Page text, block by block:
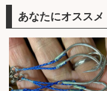
あなたにオススメ